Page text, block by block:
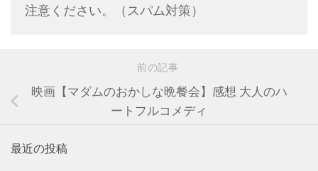
注意ください。（スパム対策）
前の記事
映画【マダムのおかしな晩餐会】感想 大人のハ
ートフルコメディ
最近の投稿